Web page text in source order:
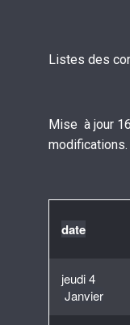
Listes des
Mise à jour
modifications.
date
jeudi 4
Janvier